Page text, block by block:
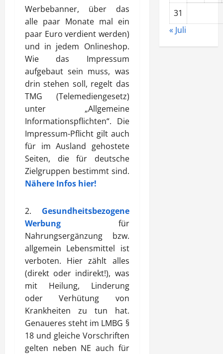
Werbebanner, über das
alle paar Monate mal ein
paar Euro verdient werden)
und in jedem Onlineshop.
Wie das Impressum
aufgebaut sein muss, was
drin stehen soll, regelt das
TMG (Telemediengesetz)
unter „Allgemeine
Informationspflichten“. Die
Impressum-Pflicht gilt auch
für im Ausland gehostete
Seiten, die für deutsche
Zielgruppen bestimmt sind.
Nähere Infos hier!
2. Gesundheitsbezogene
Werbung für
Nahrungsergänzung bzw.
allgemein Lebensmittel ist
verboten. Hier zählt alles
(direkt oder indirekt!), was
mit Heilung, Linderung
oder Verhütung von
Krankheiten zu tun hat.
Genaueres steht im LMBG §
18 und gleiche Vorschriften
gelten neben NE auch für
31
« Juli